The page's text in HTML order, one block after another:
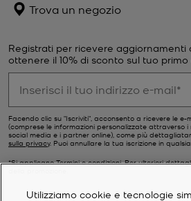
Trova un negozio
Registrati per ricevere aggiornamenti
ottenere il 10% di sconto sul tuo primo
Facendo clic su "Iscriviti", acconsento a ricevere le
(comprese le informazioni personalizzate attraverso
social media e i partner online), come più
sulla privacy. Puoi annullare la tua iscrizione in
*Si applicano Termini e condizioni. Per ulteriori
Utilizziamo cookie e tecnologie